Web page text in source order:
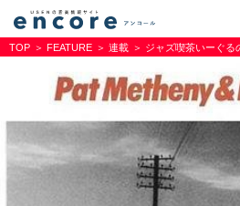
TOP FEATURE 連載 ジャズ喫茶いーぐ